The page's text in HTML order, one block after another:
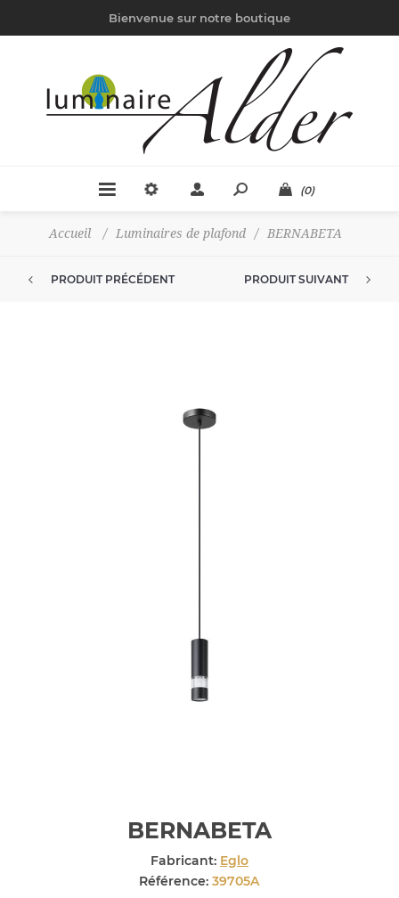
Bienvenue sur notre boutique
(0)
Accueil / Luminaires de plafond / BERNABETA
PRODUIT PRÉCÉDENT PRODUIT SUIVANT
BERNABETA
Fabricant: Eglo
Référence: 39705A